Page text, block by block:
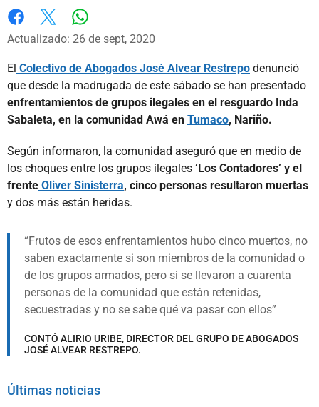
Facebook
X
Actualizado: 26 de sept, 2020
El Colectivo de Abogados José Alvear Restrepo denunció
que desde la madrugada de este sábado se han presentado
enfrentamientos de grupos ilegales en el resguardo Inda
Sabaleta, en la comunidad Awá en Tumaco, Nariño.
Según informaron, la comunidad aseguró que en medio de
los choques entre los grupos ilegales ‘Los Contadores’ y el
frente Oliver Sinisterra, cinco personas resultaron muertas
y dos más están heridas.
Frutos de esos enfrentamientos hubo cinco muertos, no
saben exactamente si son miembros de la comunidad o
de los grupos armados, pero si se llevaron a cuarenta
personas de la comunidad que están retenidas,
secuestradas y no se sabe qué va pasar con ellos
CONTÓ ALIRIO URIBE, DIRECTOR DEL GRUPO DE ABOGADOS
JOSÉ ALVEAR RESTREPO.
Últimas noticias